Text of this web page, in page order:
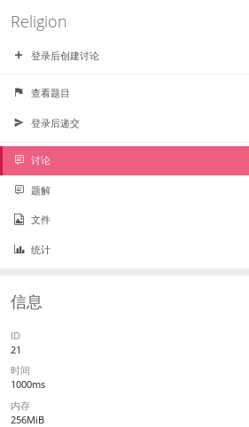
Religion
登录后创建讨论
查看题目
登录后递交
讨论
题解
文件
统计
信息
ID
21
时间
1000ms
内存
256MiB